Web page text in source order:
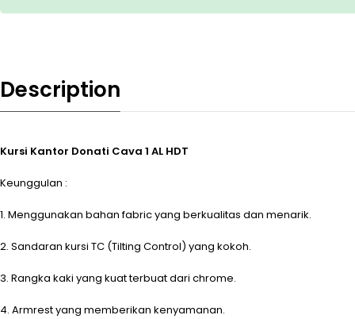
Description
Kursi Kantor Donati Cava 1 AL HDT
Keunggulan :
1. Menggunakan bahan fabric yang berkualitas dan menarik.
2. Sandaran kursi TC (Tilting Control) yang kokoh.
3. Rangka kaki yang kuat terbuat dari chrome.
4. Armrest yang memberikan kenyamanan.